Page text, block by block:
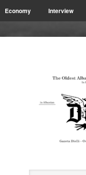
Economy Interview